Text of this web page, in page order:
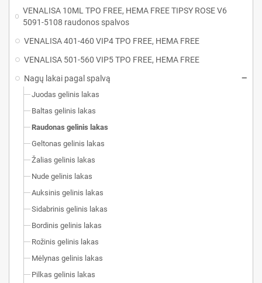
VENALISA 10ML TPO FREE, HEMA FREE TIPSY ROSE V6
5091-5108 raudonos spalvos
VENALISA 401-460 VIP4 TPO FREE, HEMA FREE
VENALISA 501-560 VIP5 TPO FREE, HEMA FREE
Nagų lakai pagal spalvą
Juodas gelinis lakas
Baltas gelinis lakas
Raudonas gelinis lakas
Geltonas gelinis lakas
Žalias gelinis lakas
Nude gelinis lakas
Auksinis gelinis lakas
Sidabrinis gelinis lakas
Bordinis gelinis lakas
Rožinis gelinis lakas
Mėlynas gelinis lakas
Pilkas gelinis lakas